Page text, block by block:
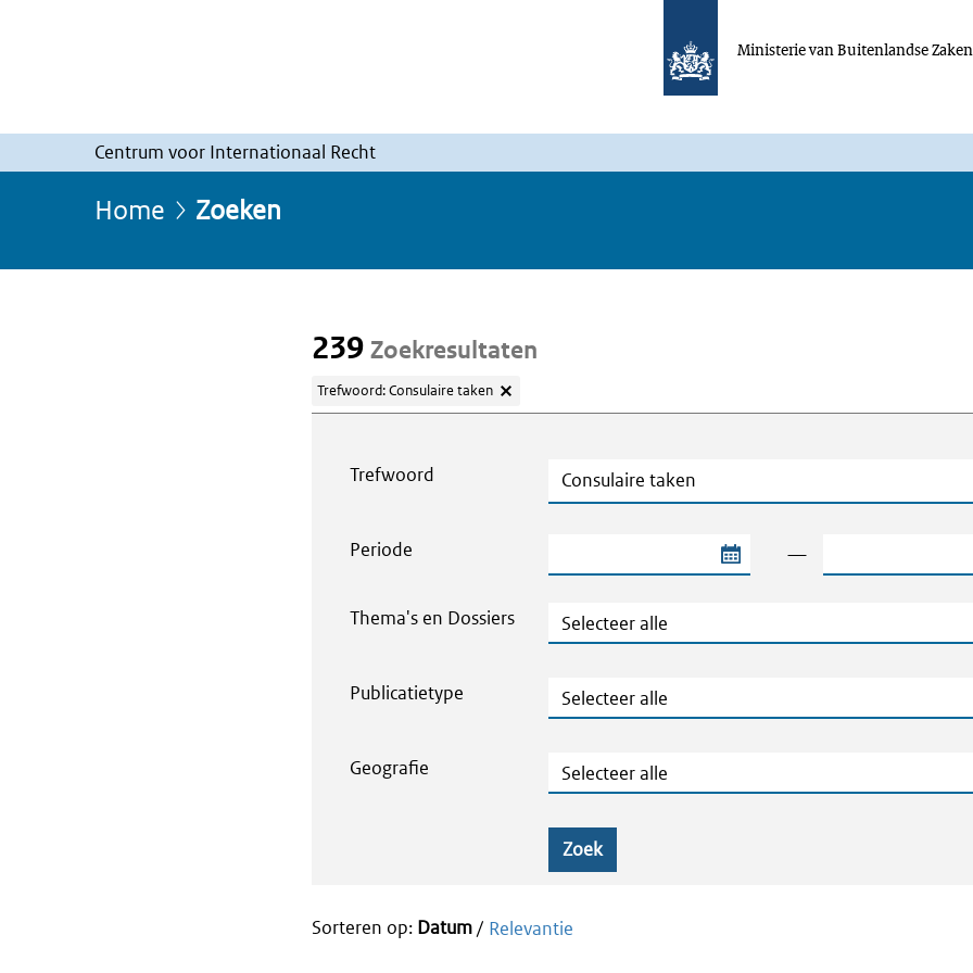
Ministerie van Buitenlandse Zaken
Centrum voor Internationaal Recht
Home Zoeken
239 Zoekresultaten
Trefwoord: Consulaire taken
Trefwoord Trefwoord
Periode Begindatum van de periode — Einddatum van de
Thema's en Dossiers Thema's en Dossiers
Publicatietype Publicatietype
Geografie Geografie
Zoek
Sorteren op: Datum/ Relevantie